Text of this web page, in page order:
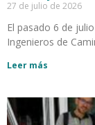
27 de julio de 2026
El pasado 6 de
Ingenieros de
Leer más